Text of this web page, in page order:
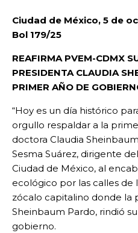
Ciudad de México, 5 de
Bol 179/25
REAFIRMA PVEM-CDMX
PRESIDENTA CLAUDIA
PRIMER AÑO DE
“Hoy es un día histórico
orgullo respaldar a la
doctora Claudia
Sesma Suárez, dirigente
Ciudad de México, al
ecológico por las calles
zócalo capitalino donde la
Sheinbaum Pardo, rindió
gobierno.